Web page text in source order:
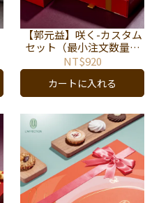
【郭元益】咲く-カスタム
セット（最小注文数量：
12箱）
NT$920
カートに入れる